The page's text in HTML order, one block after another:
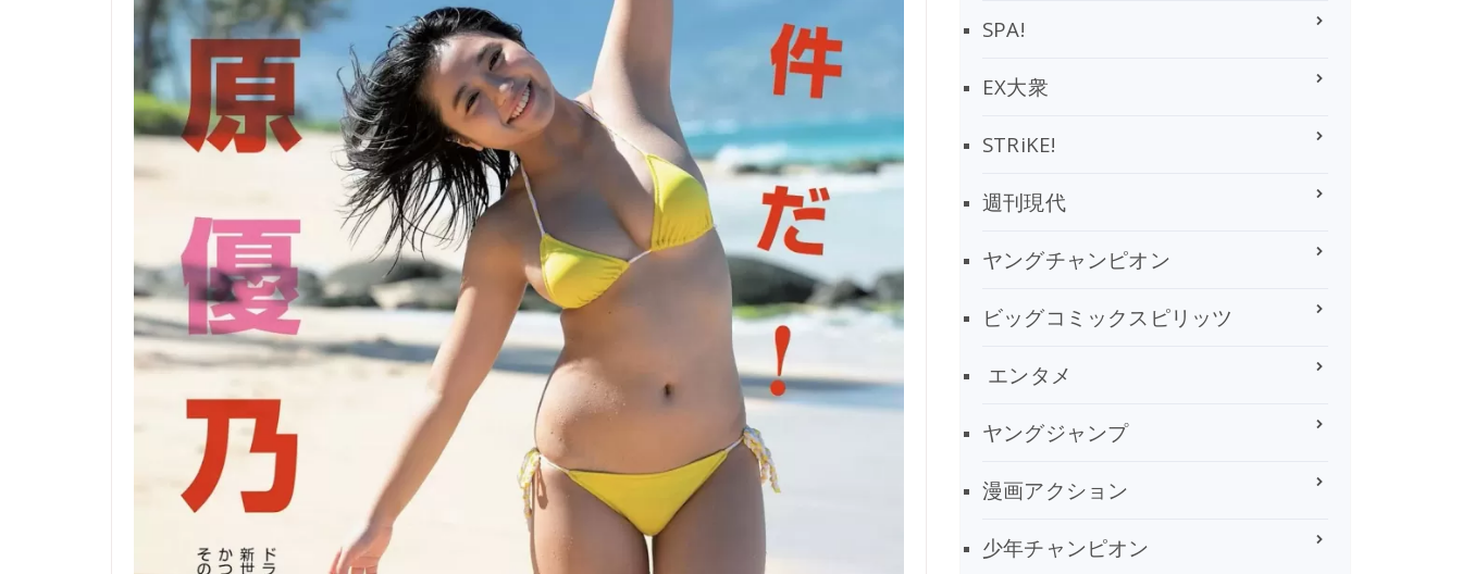
SPA!
EX大衆
STRiKE!
週刊現代
ヤングチャンピオン
ビッグコミックスピリッツ
エンタメ
ヤングジャンプ
漫画アクション
少年チャンピオン